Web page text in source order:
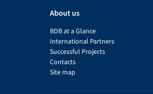
About us
BDB at a Glance
International Partners
Successful Projects
Contacts
Site map